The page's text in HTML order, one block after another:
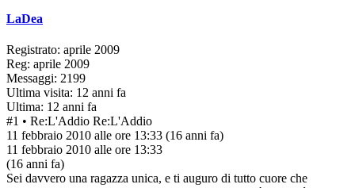
LaDea
Registrato: aprile 2009
Reg: aprile 2009
Messaggi: 2199
Ultima visita: 12 anni fa
Ultima: 12 anni fa
#1 • Re:L'Addio Re:L'Addio
11 febbraio 2010 alle ore 13:33 (16 anni fa)
11 febbraio 2010 alle ore 13:33
(16 anni fa)
Sei davvero una ragazza unica, e ti auguro di tutto cuore che